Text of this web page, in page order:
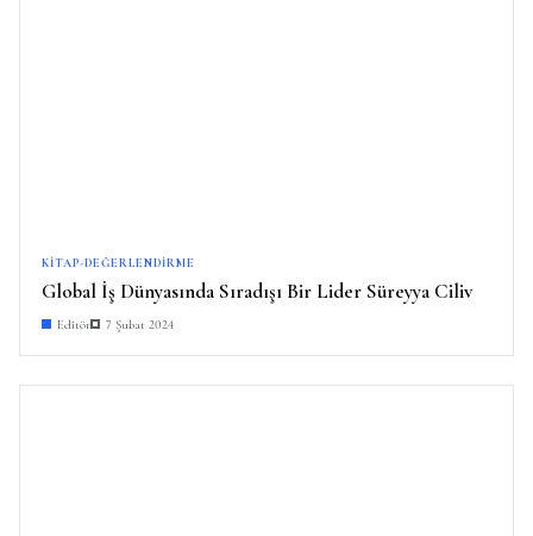
KITAP-DEĞERLENDIRME
Global İş Dünyasında Sıradışı Bir Lider Süreyya Ciliv
Editör 7 Şubat 2024